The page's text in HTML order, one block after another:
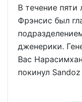
В течение пяти
Фрэнсис был
дженерики.
Вас
покинул